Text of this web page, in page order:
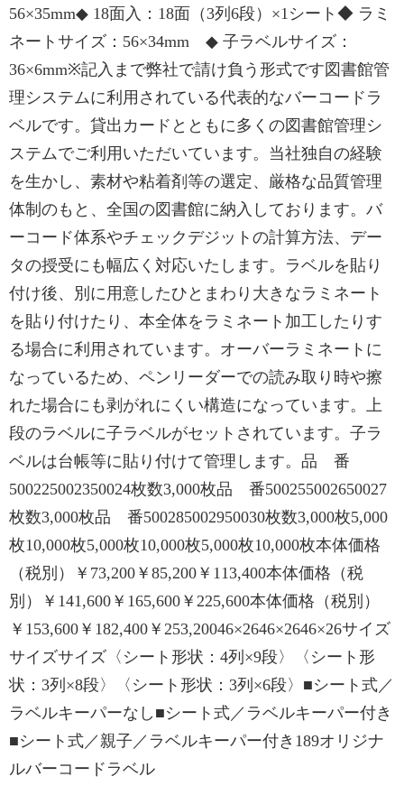
56×35mm◆ 18面入：18面（3列6段）×1シート◆ ラミ
ネートサイズ：56×34mm ◆ 子ラベルサイズ：
36×6mm※記入まで弊社で請け負う形式です図書館管
理システムに利用されている代表的なバーコードラ
ベルです。貸出カードとともに多くの図書館管理シ
ステムでご利用いただいています。当社独自の経験
を生かし、素材や粘着剤等の選定、厳格な品質管理
体制のもと、全国の図書館に納入しております。バ
ーコード体系やチェックデジットの計算方法、デー
タの授受にも幅広く対応いたします。ラベルを貼り
付け後、別に用意したひとまわり大きなラミネート
を貼り付けたり、本全体をラミネート加工したりす
る場合に利用されています。オーバーラミネートに
なっているため、ペンリーダーでの読み取り時や擦
れた場合にも剥がれにくい構造になっています。上
段のラベルに子ラベルがセットされています。子ラ
ベルは台帳等に貼り付けて管理します。品 番
500225002350024枚数3,000枚品 番500255002650027
枚数3,000枚品 番500285002950030枚数3,000枚5,000
枚10,000枚5,000枚10,000枚5,000枚10,000枚本体価格
（税別）￥73,200￥85,200￥113,400本体価格（税
別）￥141,600￥165,600￥225,600本体価格（税別）
￥153,600￥182,400￥253,20046×2646×2646×26サイズ
サイズサイズ〈シート形状：4列×9段〉〈シート形
状：3列×8段〉〈シート形状：3列×6段〉■シート式／
ラベルキーパーなし■シート式／ラベルキーパー付き
■シート式／親子／ラベルキーパー付き189オリジナ
ルバーコードラベル